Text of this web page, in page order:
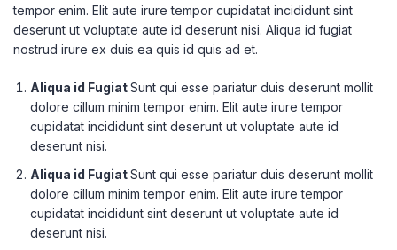
tempor enim. Elit aute irure tempor cupidatat incididunt sint
deserunt ut voluptate aute id deserunt nisi. Aliqua id fugiat
nostrud irure ex duis ea quis id quis ad et.
Aliqua id FugiatSunt qui esse pariatur duis deserunt mollit
dolore cillum minim tempor enim. Elit aute irure tempor
cupidatat incididunt sint deserunt ut voluptate aute id
deserunt nisi.
Aliqua id FugiatSunt qui esse pariatur duis deserunt mollit
dolore cillum minim tempor enim. Elit aute irure tempor
cupidatat incididunt sint deserunt ut voluptate aute id
deserunt nisi.